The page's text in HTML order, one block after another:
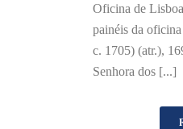
Oficina de
painéis da
c. 1705) (atr.),
Senhora dos [...]